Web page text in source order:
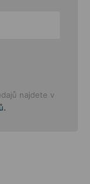
najdete v
.